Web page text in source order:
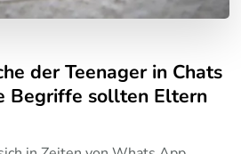
der Teenager in Chats
Begriffe sollten Eltern